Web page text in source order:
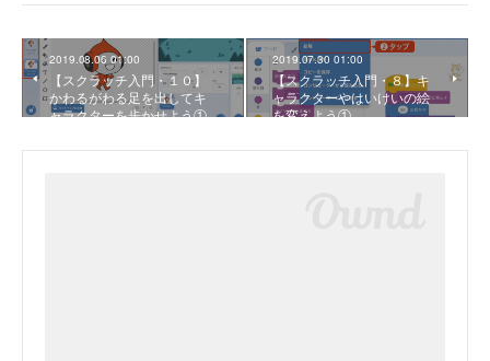
2019.08.06 01:00
【スクラッチ入門・１０】
かわるがわる足を出してキ
ャラクターを歩かせよう①
2019.07.30 01:00
【スクラッチ入門・８】キ
ャラクターやはいけいの絵
を変えよう①